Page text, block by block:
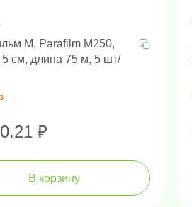
М, Parafilm M250,
см, длина 75 м, 5 шт/
₽
В корзину